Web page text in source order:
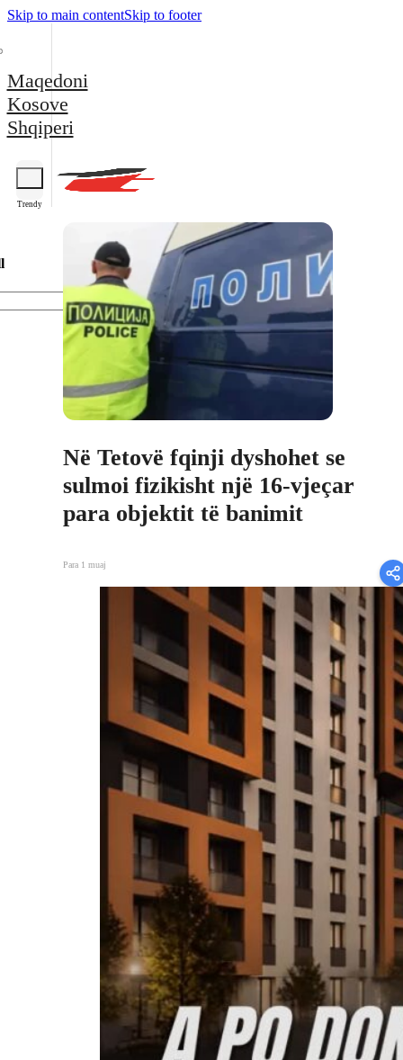
Skip to main contentSkip to footer
Maqedoni
Kosove
Shqiperi
Trendy
Në Tetovë fqinji dyshohet se
sulmoi fizikisht një 16-vjeçar
para objektit të banimit
Para 1 muaj